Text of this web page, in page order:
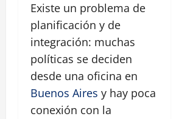
Existe un problema de
planificación y de
integración: muchas
políticas se deciden
desde una oficina en
Buenos Aires y hay poca
conexión con la